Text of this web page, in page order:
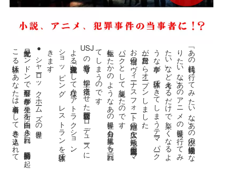
「あ
の時代
に行
っ
て
み
た
い
な」「
あ
の小説
の登場人物
に
な
り
た
い
な」「
あ
の
ア
ニ
メ
の世界
に行
っ
て
み
た
い」
な
ど考
え
る
だ
け
で楽
し
く
な
る
よ
う
な事
が
、体験
で
き
て
し
ま
う
テー
マ
パー
ク
が三月一日
か
ら
オー
プ
ン
し
ま
し
た
。
お台場
の
ヴ
ィー
ナ
ス
フ
ォー
ト跡地
の広大
な敷地
に完全屋内型
テー
マ
パー
ク
と
し
て誕生
し
た
の
で
す
。
転生し
た
か
の
よ
う
な
あ
の世界
に自分
も見事
に立
ち回
れ
て
し
ま
う
の
で
す
。
USJ
の経営を
V
字型に復活
さ
せ
た森岡毅氏
プ
ロ
デ
ュー
ス
に
よる「完全没入体験」
と
し
て様々
な
ア
ト
ラ
ク
シ
ョ
ン
、
ショ
ッ
ピ
ン
グ
、
レ
ス
ト
ラ
ン
を体験
で
きま
す
。
●シャーロック・ホームズの世界
十九世紀ロ
ン
ド
ン
で不可解
な事件
が発生
。街
を自由
に歩
き回
れ
、同時多発的
に起
こ
る体験
に
あ
な
た
は当事者
と
し
て巻
き込
ま
れ
て
き
ま
す